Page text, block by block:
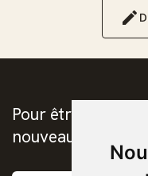
Pour être
nouveaux ebooks